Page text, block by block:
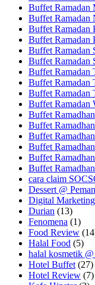
Buffet Ramadan
Buffet Ramadan
Buffet Ramadan
Buffet Ramadan
Buffet Ramadan
Buffet Ramadan
Buffet Ramadan
Buffet Ramadan
Buffet Ramadan
Buffet Ramadan
Buffet Ramadhan
Buffet
Buffet
Buffet
Buffet
Buffet
cara claim
Dessert @
Digital Marketing
Durian (13)
Fenomena (1)
Food Review
Halal Food (5)
halal kosmetik
Hotel Buffet (27)
Hotel Review (7)